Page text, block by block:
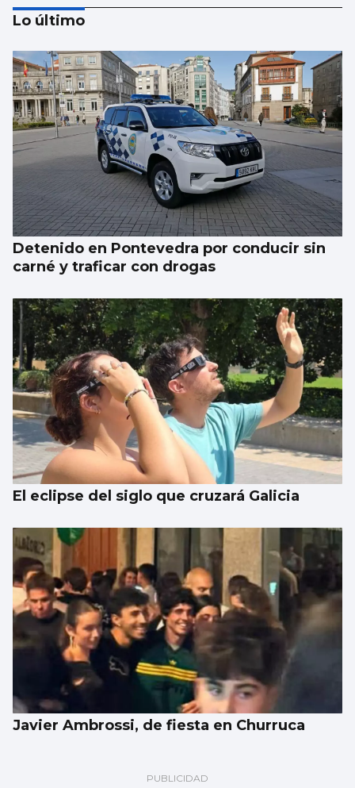
Se agrava la situación en Ceuta para
reubicar a los menores inmigrantes
Lo último
Detenido en Pontevedra por conducir sin
carné y traficar con drogas
El eclipse del siglo que cruzará Galicia
Javier Ambrossi, de fiesta en Churruca